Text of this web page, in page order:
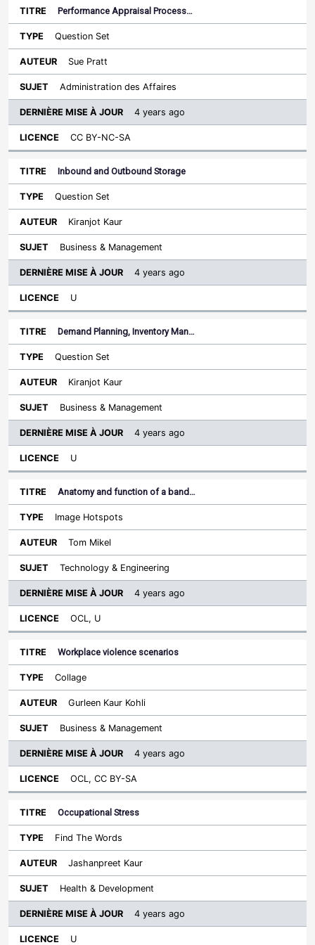
Performance Appraisal Process…
Question Set
Sue Pratt
Administration des Affaires
4 years ago
CC BY-NC-SA
Inbound and Outbound Storage
Question Set
Kiranjot Kaur
Business & Management
4 years ago
U
Demand Planning, Inventory Man…
Question Set
Kiranjot Kaur
Business & Management
4 years ago
U
Anatomy and function of a band…
Image Hotspots
Tom Mikel
Technology & Engineering
4 years ago
OCL, U
Workplace violence scenarios
Collage
Gurleen Kaur Kohli
Business & Management
4 years ago
OCL, CC BY-SA
Occupational Stress
Find The Words
Jashanpreet Kaur
Health & Development
4 years ago
U